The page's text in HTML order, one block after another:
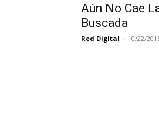
Aún No Cae
Buscada
Red Digital - 10/22/